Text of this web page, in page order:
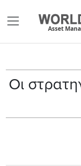
Asset
Οι